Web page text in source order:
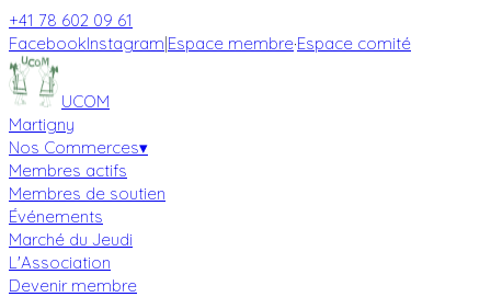
+41 78 602 09 61
FacebookInstagram|Espace membre·Espace comité
UCOM
Martigny
Nos Commerces▾
Membres actifs
Membres de soutien
Événements
Marché du Jeudi
L'Association
Devenir membre